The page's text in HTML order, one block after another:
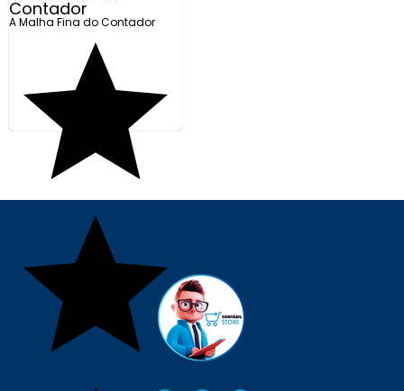
Contador
A Malha Fina do Contador